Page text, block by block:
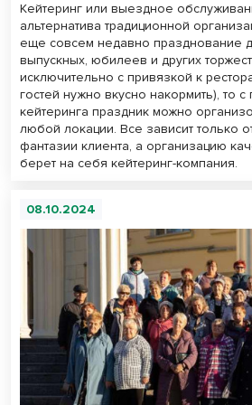
Кейтеринг или выездное
альтернатива традиционной
еще совсем недавно празднование
выпускных, юбилеев и других
исключительно с привязкой к
гостей нужно вкусно накормить), то
кейтеринга праздник можно
любой локации. Все зависит только
фантазии клиента, а организацию
берет на себя кейтеринг-компания.
08.10.2024